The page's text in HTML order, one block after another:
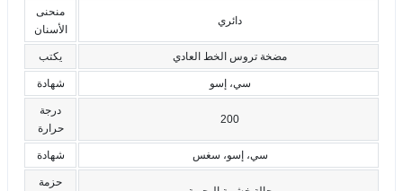
منحنى
الأسنان
دائري
يكتب مضخة تروس الخط العادي
شهادة سي، إسو
درجة
حرارة
200
شهادة سي، إسو، سغس
حزمة